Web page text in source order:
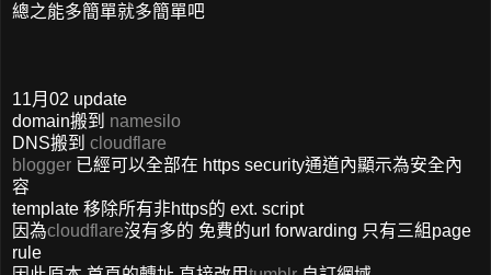
總之能多簡單就多簡單吧
11月02 update
domain搬到 namesilo
DNS搬到 cloudflare
blogger 已經可以全部在 https security通道內顯示為安全內
容
template 移除所有非https的 ext. script
因為cloudflare沒有多的 免費的url forwarding 只有三組page
rule